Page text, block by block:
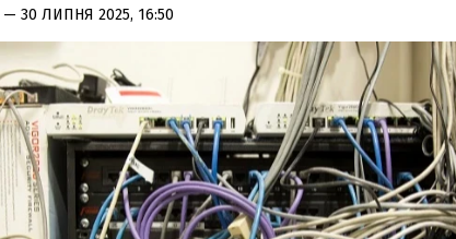
— 30 ЛИПНЯ 2025, 16:50